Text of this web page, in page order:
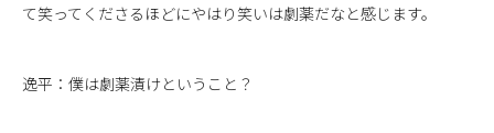
て笑ってくださるほどにやはり笑いは劇薬だなと感じます。
逸平：僕は劇薬漬けということ？